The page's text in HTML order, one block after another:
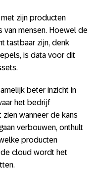
met zijn producten
van mensen. Hoewel de
tastbaar zijn, denk
is data voor dit
beter inzicht in
het bedrijf
wanneer de kans
verbouwen, onthult
producten
de cloud wordt het